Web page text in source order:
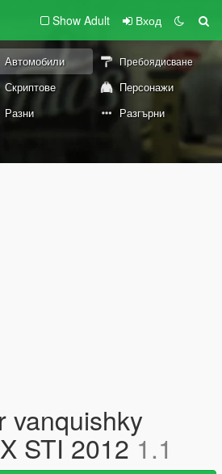
Show Adult Вход
Автомобили Пребоядисване
Скриптове
Персонажи
Разни Разгърни
vanquishky
STI 20121.1